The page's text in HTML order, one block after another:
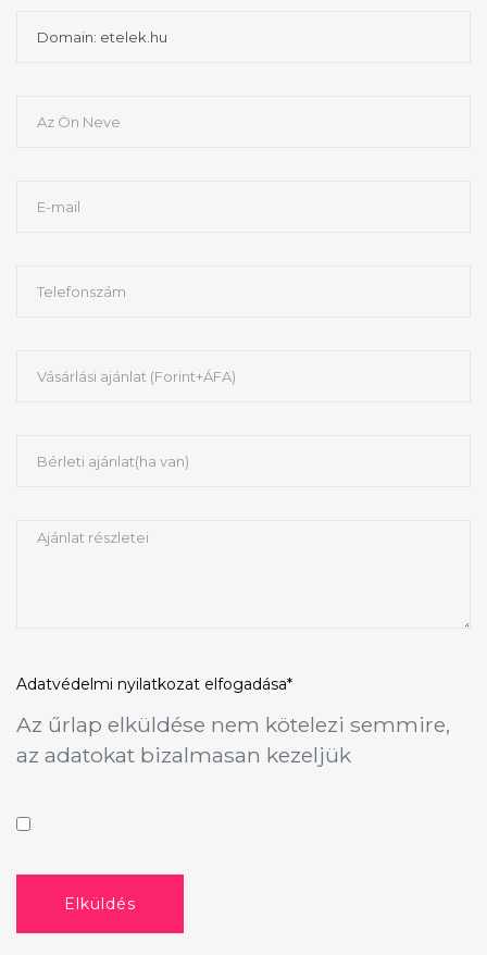
Adatvédelmi nyilatkozat elfogadása*
Az űrlap elküldése nem kötelezi semmire,
az adatokat bizalmasan kezeljük
Elküldés